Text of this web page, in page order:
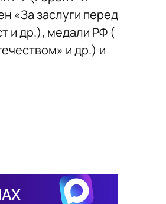
«За заслуги перед
и др.), медали РФ (
и др.) и